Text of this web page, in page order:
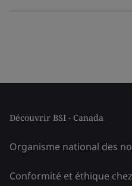
Découvrir BSI - Canada
Organisme national des
Conformité et éthique